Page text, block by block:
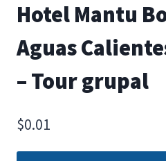
Hotel Mantu
Aguas
– Tour grupal
$0.01